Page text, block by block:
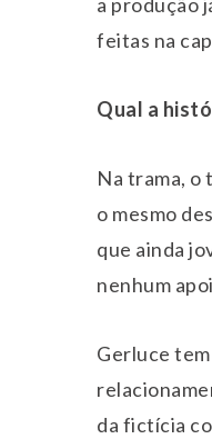
feitas na
Qual a
Na trama, o
o mesmo
que ainda
nenhum
Gerluce
da fictícia